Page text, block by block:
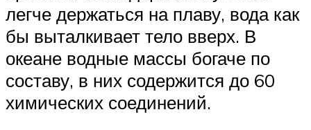
легче держаться на плаву, вода как
бы выталкивает тело вверх. В
океане водные массы богаче по
составу, в них содержится до 60
химических соединений.